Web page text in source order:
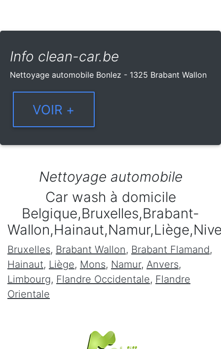
Info clean-car.be
Nettoyage automobile Bonlez - 1325 Brabant Wallon
Nettoyage automobile
Car wash à domicile
Belgique,Bruxelles,Brabant-
Bruxelles, Brabant Wallon, Brabant Flamand,
Hainaut, Liège, Mons, Namur, Anvers,
Limbourg, Flandre Occidentale, Flandre
Orientale